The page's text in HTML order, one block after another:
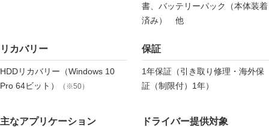
書、バッテリーパック（本体装着
済み） 他
リカバリー
HDDリカバリー（Windows 10
Pro 64ビット）
（※50）
保証
1年保証（引き取り修理・海外保
証（制限付）1年）
主なアプリケーション
ドライバー提供対象